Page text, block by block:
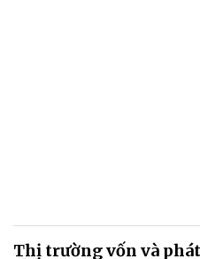
Thị trường vốn và